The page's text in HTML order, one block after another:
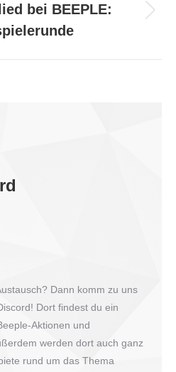
Beitrag:
bei BEEPLE:
Dann komm zu uns
Dort findest du ein
Aktionen und
werden dort auch ganz
rund um das Thema